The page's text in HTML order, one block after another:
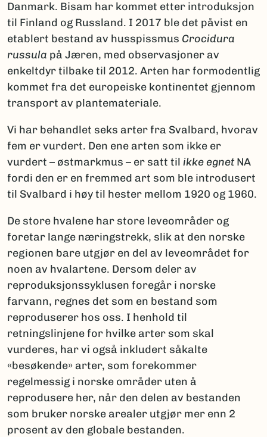
Danmark. Bisam har kommet etter introduksjon
til Finland og Russland. I 2017 ble det påvist en
etablert bestand av husspissmus Crocidura
russula på Jæren, med observasjoner av
enkeltdyr tilbake til 2012. Arten har formodentlig
kommet fra det europeiske kontinentet gjennom
transport av plantemateriale.
Vi har behandlet seks arter fra Svalbard, hvorav
fem er vurdert. Den ene arten som ikke er
vurdert – østmarkmus – er satt til ikke egnet NA
fordi den er en fremmed art som ble introdusert
til Svalbard i høy til hester mellom 1920 og 1960.
De store hvalene har store leveområder og
foretar lange næringstrekk, slik at den norske
regionen bare utgjør en del av leveområdet for
noen av hvalartene. Dersom deler av
reproduksjonssyklusen foregår i norske
farvann, regnes det som en bestand som
reproduserer hos oss. I henhold til
retningslinjene for hvilke arter som skal
vurderes, har vi også inkludert såkalte
«besøkende» arter, som forekommer
regelmessig i norske områder uten å
reprodusere her, når den delen av bestanden
som bruker norske arealer utgjør mer enn 2
prosent av den globale bestanden.